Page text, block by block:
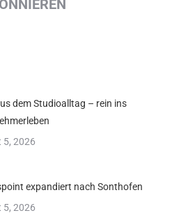
dem Studioalltag – rein ins
5, 2026
expandiert nach Sonthofen
5, 2026